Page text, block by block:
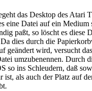
das Desktop des Atari
eine Datei auf ein Medium
paßt, so löscht es diese
dies durch die
geändert wird, versucht
umzubenennen. Durch
so ins Schleudern, daß
ist, als auch der Platz auf